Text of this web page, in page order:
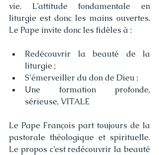
vie. L’attitude fondamentale en
liturgie est donc les mains ouvertes.
Le Pape invite donc les fidèles à :
Redécouvrir la beauté de la
liturgie ;
S’émerveiller du don de Dieu ;
Une formation profonde,
sérieuse, VITALE
Le Pape François part toujours de la
pastorale théologique et spirituelle.
Le propos c’est redécouvrir la beauté